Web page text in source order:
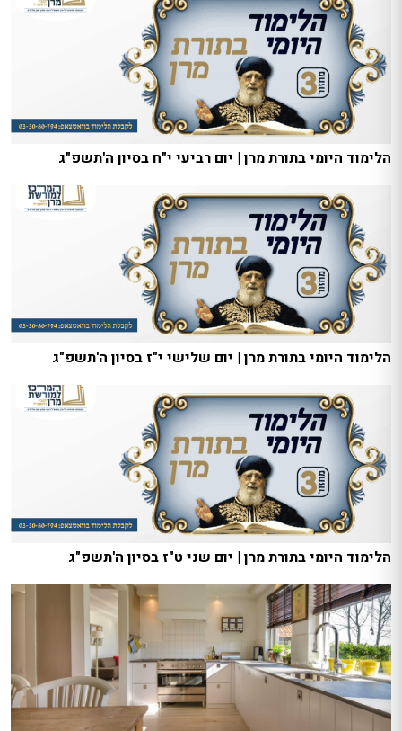
הלימוד היומי בתורת מרן | יום רביעי י"ח בסיון ה'תשפ"ג
הלימוד היומי בתורת מרן | יום שלישי י"ז בסיון ה'תשפ"ג
הלימוד היומי בתורת מרן | יום שני ט"ז בסיון ה'תשפ"ג